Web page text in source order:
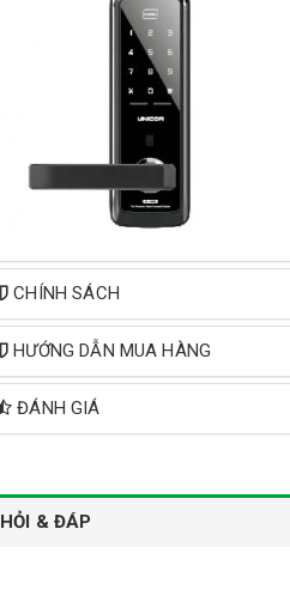
CHÍNH SÁCH
HƯỚNG DẪN MUA HÀNG
ĐÁNH GIÁ
HỎI & ĐÁP